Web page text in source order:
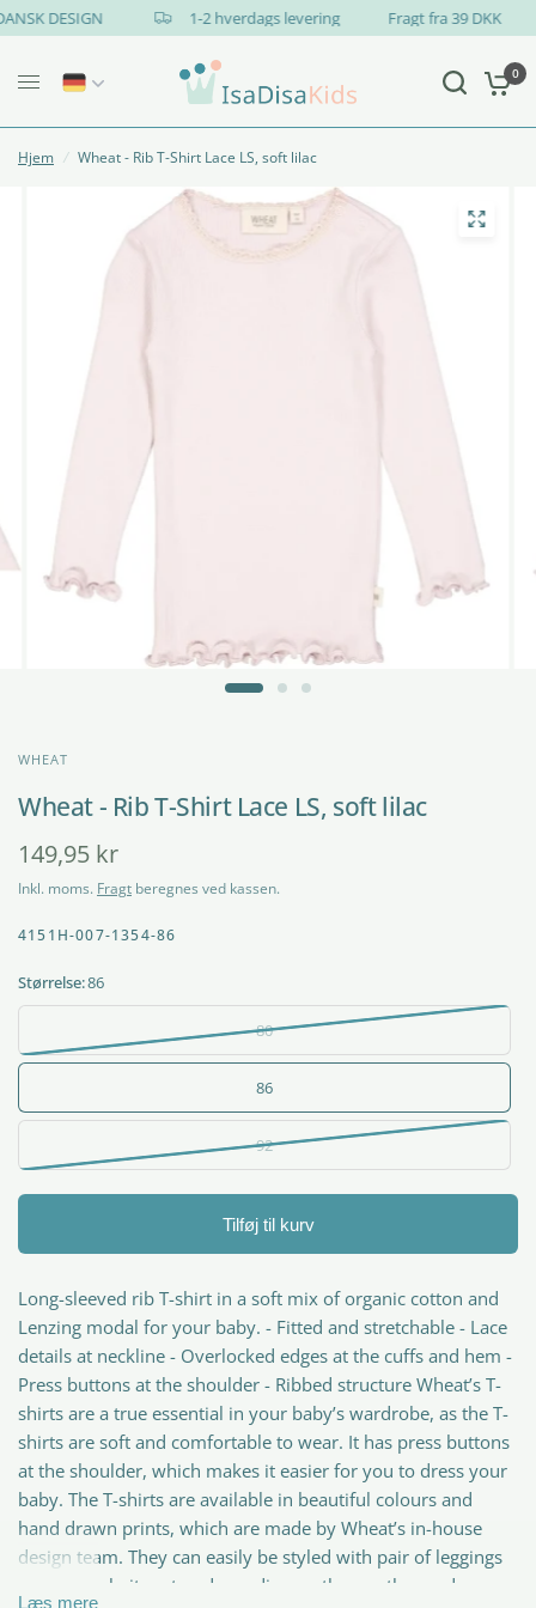
DANSK DESIGN 1-2 hverdags levering Fragt fra 39 DKK
0
Hjem / Wheat - Rib T-Shirt Lace LS, soft lilac
WHEAT
Wheat - Rib T-Shirt Lace LS, soft lilac
149,95 kr
Inkl. moms. Fragt beregnes ved kassen.
4151H-007-1354-86
Størrelse:86
80
86
92
Tilføj til kurv
Long-sleeved rib T-shirt in a soft mix of organic cotton and
Lenzing modal for your baby. - Fitted and stretchable - Lace
details at neckline - Overlocked edges at the cuffs and hem -
Press buttons at the shoulder - Ribbed structure Wheat’s T-
shirts are a true essential in your baby’s wardrobe, as the T-
shirts are soft and comfortable to wear. It has press buttons
at the shoulder, which makes it easier for you to dress your
baby. The T-shirts are available in beautiful colours and
hand drawn prints, which are made by Wheat’s in-house
design team. They can easily be styled with pair of leggings
and with a knit on top depending on the weather and
Læs mere